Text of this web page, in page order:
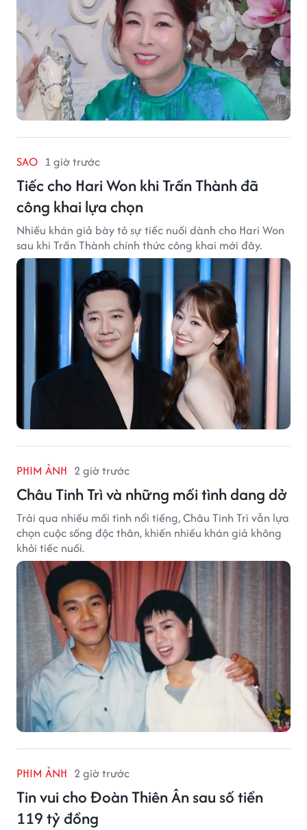
SAO 1 giờ trước
Tiếc cho Hari Won khi Trấn Thành đã
công khai lựa chọn
Nhiều khán giả bày tỏ sự tiếc nuối dành cho Hari Won
sau khi Trấn Thành chính thức công khai mới đây.
PHIM ẢNH 2 giờ trước
Châu Tinh Trì và những mối tình dang dở
Trải qua nhiều mối tình nổi tiếng, Châu Tinh Trì vẫn lựa
chọn cuộc sống độc thân, khiến nhiều khán giả không
khỏi tiếc nuối.
PHIM ẢNH 2 giờ trước
Tin vui cho Đoàn Thiên Ân sau số tiền
119 tỷ đồng